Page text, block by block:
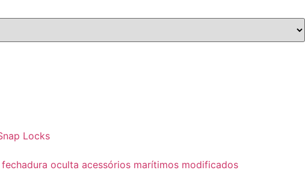
Locks
oculta acessórios marítimos modificados